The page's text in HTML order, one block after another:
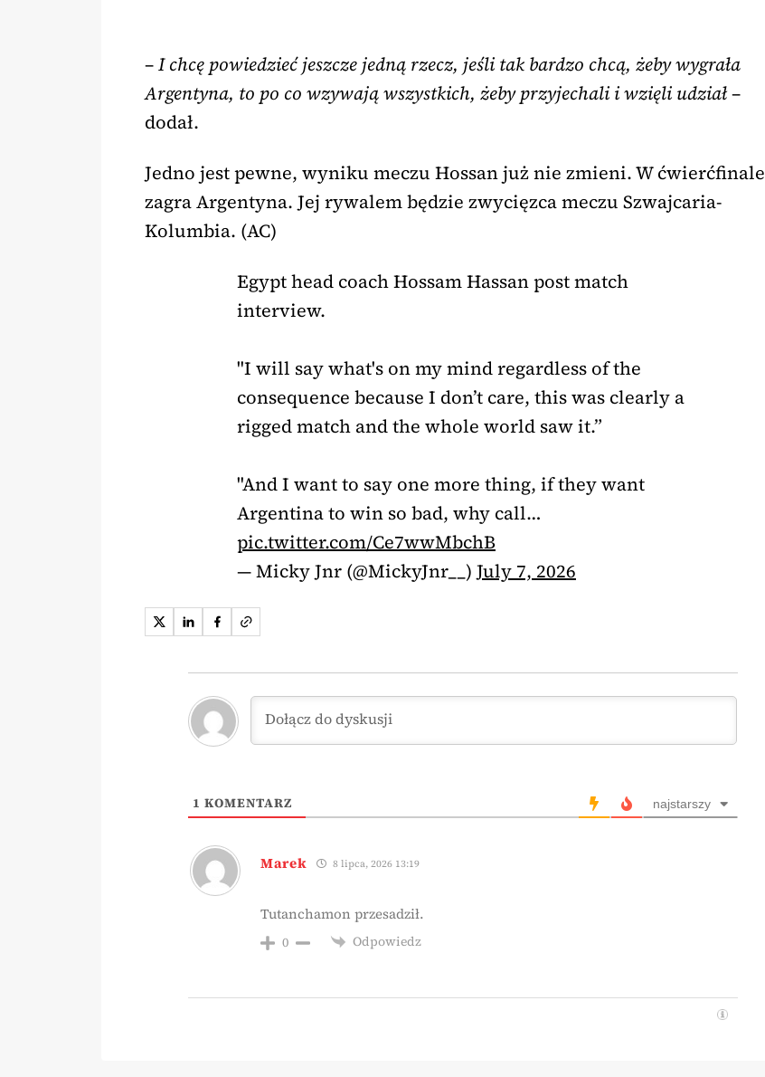
–I chcę powiedzieć jeszcze jedną rzecz, jeśli tak bardzo chcą, żeby wygrała
Argentyna, to po co wzywają wszystkich, żeby przyjechali i wzięli udział–
dodał.
Jedno jest pewne, wyniku meczu Hossan już nie zmieni. W ćwierćfinale
zagra Argentyna. Jej rywalem będzie zwycięzca meczu Szwajcaria-
Kolumbia. (AC)
Egypt head coach Hossam Hassan post match
interview.
"I will say what's on my mind regardless of the
consequence because I don’t care, this was clearly a
rigged match and the whole world saw it.”
"And I want to say one more thing, if they want
Argentina to win so bad, why call…
pic.twitter.com/Ce7wwMbchB
— Micky Jnr (@MickyJnr__) July 7, 2026
1 KOMENTARZ najstarszy
Marek 8 lipca, 2026 13:19
Tutanchamon przesadził.
0 Odpowiedz